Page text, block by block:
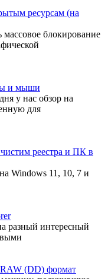
ресурсам (на
блокирование
и мыши
у нас обзор на
для
реестра и ПК в
Windows 11, 10, 7 и
разный интересный
(DD) формат